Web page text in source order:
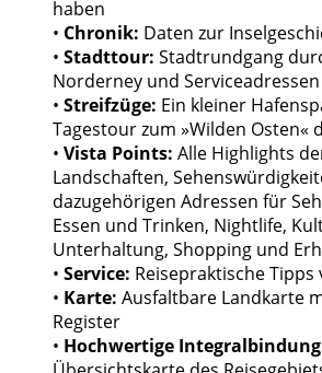
haben
• Chronik: Daten zur
• Stadttour: Stadtrundgang
Norderney und Serviceadressen
• Streifzüge: Ein kleiner
Tagestour zum »Wilden Osten«
• Vista Points: Alle Highlights
Landschaften,
dazugehörigen Adressen für
Essen und Trinken, Nightlife,
Unterhaltung, Shopping und
• Service: Reisepraktische Tipps
• Karte: Ausfaltbare Landkarte
Register
• Hochwertige